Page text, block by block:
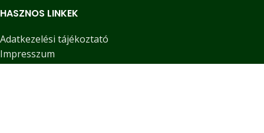
HASZNOS LINKEK
Adatkezelési tájékoztató
Impresszum